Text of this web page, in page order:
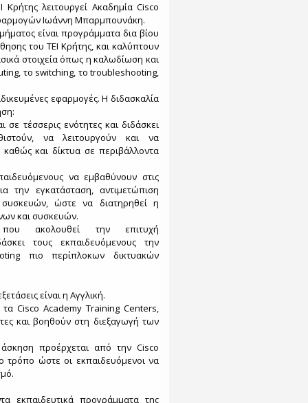
λειτουργεί Ακαδημία Cisco
Ιωάννη Μπαρμπουνάκη.
είναι προγράμματα δια βίου
του ΤΕΙ Κρήτης, και καλύπτουν
στοιχεία όπως η καλωδίωση και
το switching, το troubleshooting,
εφαρμογές. Η διδασκαλία
τέσσερις ενότητες και διδάσκει
να λειτουργούν και να
και δίκτυα σε περιβάλλοντα
να εμβαθύνουν στις
την εγκατάσταση, αντιμετώπιση
ώστε να διατηρηθεί η
και συσκευών.
ακολουθεί την επιτυχή
τους εκπαιδευόμενους την
πιο περίπλοκων δικτυακών
είναι η Αγγλική.
τα Cisco Academy Training Centers,
και βοηθούν στη διεξαγωγή των
προέρχεται από την Cisco
τρόπο ώστε οι εκπαιδευόμενοι να
εκπαιδευτικά προγράμματα της